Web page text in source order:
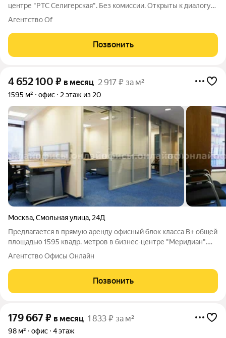
центре "РТС Селигерская". Без комиссии. Открыты к диалогу
по условиям аренды. Почему этот объект стоит рассмотреть
этом районе аналоги
Агентство Of
Позвонить
4 652 100 ₽ в месяц 2 917 ₽ за м²
1595 м² офис 2 этаж из 20
Москва,Смольная улица, 24Д
Предлагается в прямую аренду офисный блок класса B+ общей
площадью 1595 квадр. метров в бизнес-центре "Меридиан".
Москва, САО, Смольная улица, 24Д Удобная локация здания: -
Автомобиль: близость транспортных магистралей, таких как
Ленинградское шоссе
Агентство Офисы Онлайн
Позвонить
179 667₽ в месяц 1 833 ₽ за м²
98 м² офис 4 этаж